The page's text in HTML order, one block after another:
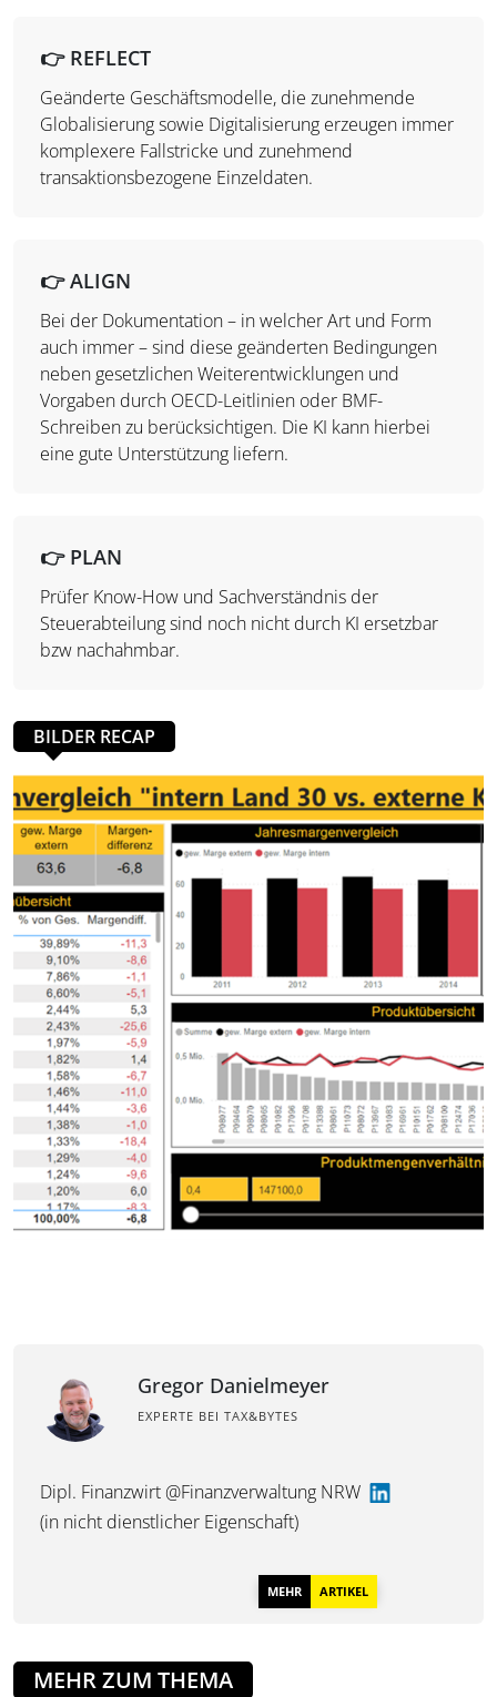
👉 REFLECT
Geänderte Geschäftsmodelle, die zunehmende
Globalisierung sowie Digitalisierung erzeugen immer
komplexere Fallstricke und zunehmend
transaktionsbezogene Einzeldaten.
👉 ALIGN
Bei der Dokumentation – in welcher Art und Form
auch immer – sind diese geänderten Bedingungen
neben gesetzlichen Weiterentwicklungen und
Vorgaben durch OECD-Leitlinien oder BMF-
Schreiben zu berücksichtigen. Die KI kann hierbei
eine gute Unterstützung liefern.
👉 PLAN
Prüfer Know-How und Sachverständnis der
Steuerabteilung sind noch nicht durch KI ersetzbar
bzw nachahmbar.
BILDER RECAP
Gregor Danielmeyer
EXPERTE BEI TAX&BYTES
Dipl. Finanzwirt @Finanzverwaltung NRW
(in nicht dienstlicher Eigenschaft)
MEHR ARTIKEL
MEHR ZUM THEMA